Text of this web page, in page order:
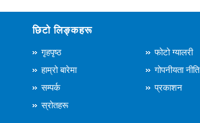
छिटो लिङ्कहरू
गृहपृष्ठ
फोटो ग्यालरी
हाम्रो बारेमा
गोपनीयता नीति
सम्पर्क
प्रकाशन
स्रोतहरू